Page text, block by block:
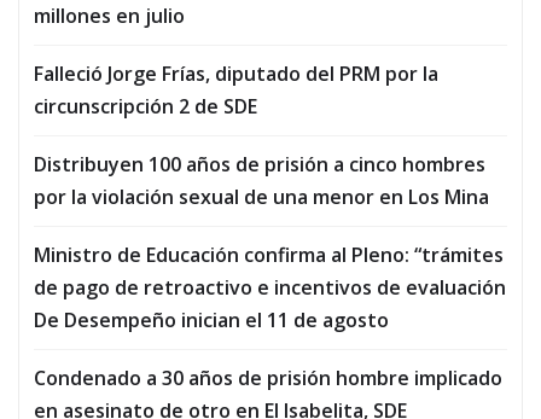
millones en julio
Falleció Jorge Frías, diputado del PRM por la
circunscripción 2 de SDE
Distribuyen 100 años de prisión a cinco hombres
por la violación sexual de una menor en Los Mina
Ministro de Educación confirma al Pleno: “trámites
de pago de retroactivo e incentivos de evaluación
De Desempeño inician el 11 de agosto
Condenado a 30 años de prisión hombre implicado
en asesinato de otro en El Isabelita, SDE